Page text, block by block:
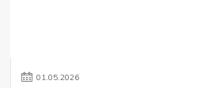
01.05.2026